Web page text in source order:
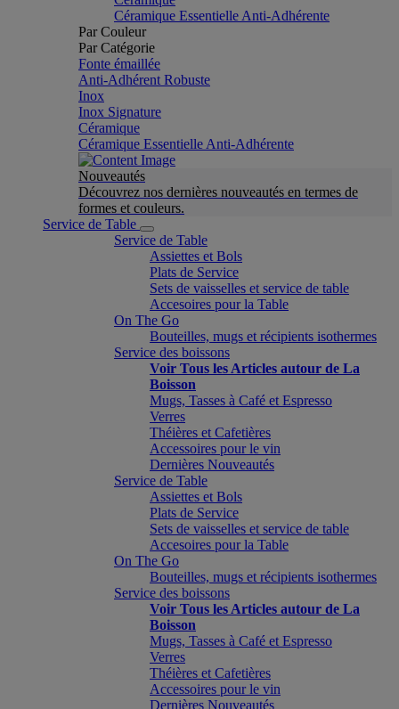
Céramique Essentielle Anti-Adhérente
Par Couleur
Par Catégorie
Fonte émaillée
Anti-Adhérent Robuste
Inox
Inox Signature
Céramique
Céramique Essentielle Anti-Adhérente
Nouveautés
Découvrez nos dernières nouveautés en termes de
formes et couleurs.
Service de Table
Service de Table
Assiettes et Bols
Plats de Service
Sets de vaisselles et service de table
Accesoires pour la Table
On The Go
Bouteilles, mugs et récipients isothermes
Service des boissons
Voir Tous les Articles autour de La
Boisson
Mugs, Tasses à Café et Espresso
Verres
Théières et Cafetières
Accessoires pour le vin
Dernières Nouveautés
Service de Table
Assiettes et Bols
Plats de Service
Sets de vaisselles et service de table
Accesoires pour la Table
On The Go
Bouteilles, mugs et récipients isothermes
Service des boissons
Voir Tous les Articles autour de La
Boisson
Mugs, Tasses à Café et Espresso
Verres
Théières et Cafetières
Accessoires pour le vin
Dernières Nouveautés